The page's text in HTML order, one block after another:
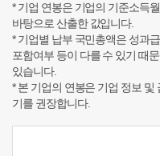
* 기업 연봉은 기업의 기준소득
바탕으로 산출한 값입니다.
* 기업별 납부 국민총액은 성과
포함여부 등이 다를 수 있기 때
있습니다.
* 본 기업의 연봉은 기업 정보
기를 권장합니다.